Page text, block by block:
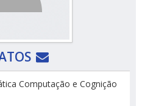
Computação e Cognição